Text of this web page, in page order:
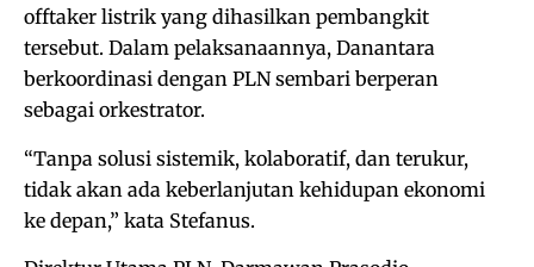
offtaker listrik yang dihasilkan pembangkit
tersebut. Dalam pelaksanaannya, Danantara
berkoordinasi dengan PLN sembari berperan
sebagai orkestrator.
“Tanpa solusi sistemik, kolaboratif, dan terukur,
tidak akan ada keberlanjutan kehidupan ekonomi
ke depan,” kata Stefanus.